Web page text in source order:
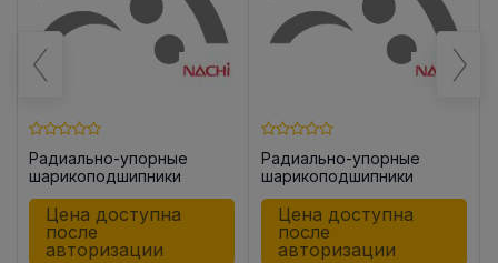
Радиально-упорные
шарикоподшипники
Цена доступна
после
авторизации
Радиально-упорные
шарикоподшипники
Цена доступна
после
авторизации